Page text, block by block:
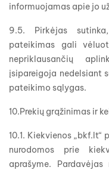
informuojamas apie jo
9.5. Pirkėjas
pateikimas gali
nepriklausančių
įsipareigoja nedelsiant
pateikimo sąlygas.
10.Prekių grąžinimas ir
10.1. Kiekvienos „bkf.lt“
nurodomos prie
aprašyme.